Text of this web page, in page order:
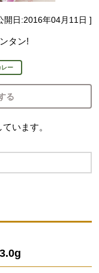
開日:2016年04月11日 ]
タン!
レー
る
います。